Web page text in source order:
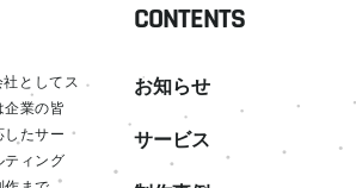
としてス
業の皆
たサー
ティング
CONTENTS
お知らせ
サービス